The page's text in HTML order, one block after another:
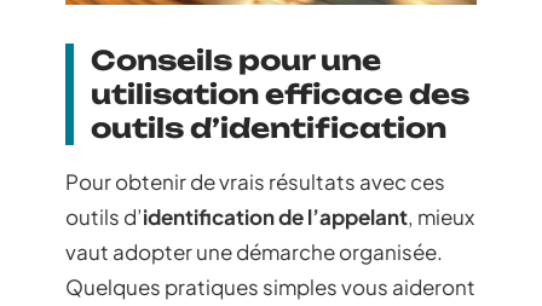
Conseils pour une
utilisation efficace des
outils d’identification
Pour obtenir de vrais résultats avec ces
outils d’identification de l’appelant, mieux
vaut adopter une démarche organisée.
Quelques pratiques simples vous aideront